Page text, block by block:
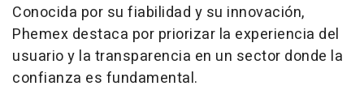
Conocida por su fiabilidad y su innovación,
Phemex destaca por priorizar la experiencia del
usuario y la transparencia en un sector donde la
confianza es fundamental.